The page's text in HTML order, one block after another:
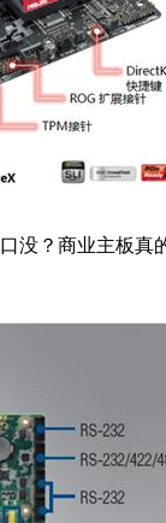
没？商业主板真